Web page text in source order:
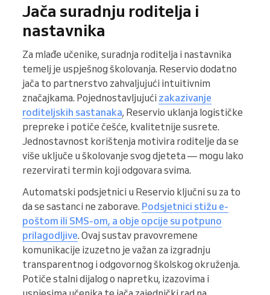
Jača suradnju roditelja i
nastavnika
Za mlađe učenike, suradnja roditelja i nastavnika
temelj je uspješnog školovanja. Reservio dodatno
jača to partnerstvo zahvaljujući intuitivnim
značajkama. Pojednostavljujući zakazivanje
roditeljskih sastanaka, Reservio uklanja logističke
prepreke i potiče češće, kvalitetnije susrete.
Jednostavnost korištenja motivira roditelje da se
više uključe u školovanje svog djeteta — mogu lako
rezervirati termin koji odgovara svima.
Automatski podsjetnici u Reservio ključni su za to
da se sastanci ne zaborave. Podsjetnici stižu e-
poštom ili SMS-om, a obje opcije su potpuno
prilagodljive. Ovaj sustav pravovremene
komunikacije izuzetno je važan za izgradnju
transparentnog i odgovornog školskog okruženja.
Potiče stalni dijalog o napretku, izazovima i